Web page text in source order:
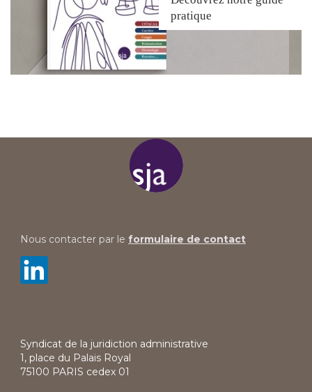
pratique
Nous contacter par le formulaire de contact
Syndicat de la juridiction administrative
1, place du Palais Royal
75100 PARIS cedex 01